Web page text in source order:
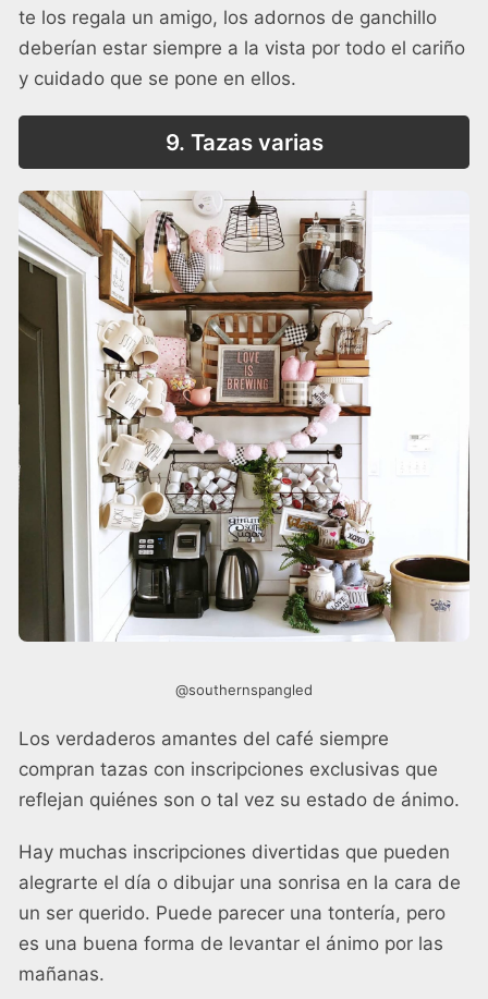
te los regala un amigo, los adornos de ganchillo
deberían estar siempre a la vista por todo el cariño
y cuidado que se pone en ellos.
9. Tazas varias
@southernspangled
Los verdaderos amantes del café siempre
compran tazas con inscripciones exclusivas que
reflejan quiénes son o tal vez su estado de ánimo.
Hay muchas inscripciones divertidas que pueden
alegrarte el día o dibujar una sonrisa en la cara de
un ser querido. Puede parecer una tontería, pero
es una buena forma de levantar el ánimo por las
mañanas.